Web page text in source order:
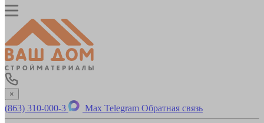
×
(863) 310-000-3 Max Telegram Обратная связь